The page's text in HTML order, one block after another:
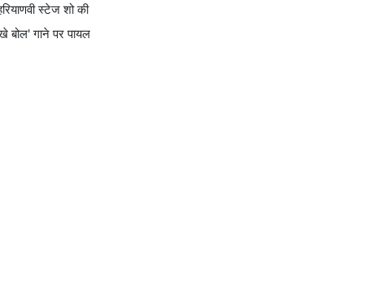
स्टेज शो की
बोल' गाने पर पायल